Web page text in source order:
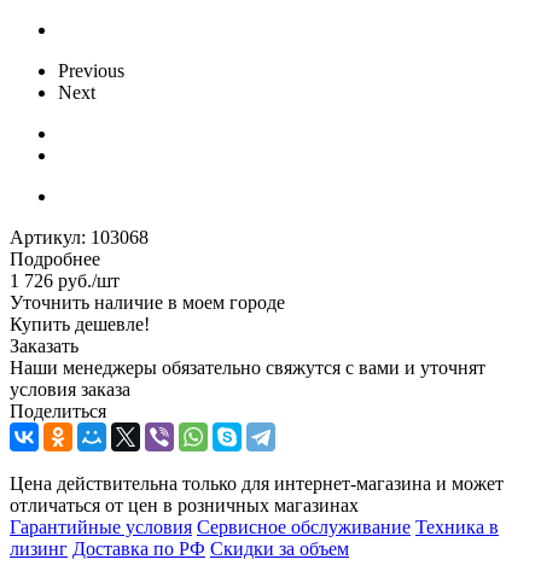
Previous
Next
Артикул: 103068
Подробнее
1 726 руб./шт
Уточнить наличие в моем городе
Купить дешевле!
Заказать
Наши менеджеры обязательно свяжутся с вами и уточнят
условия заказа
Поделиться
Цена действительна только для интернет-магазина и может
отличаться от цен в розничных магазинах
Гарантийные условия Сервисное обслуживание Техника в
лизинг Доставка по РФ Скидки за объем